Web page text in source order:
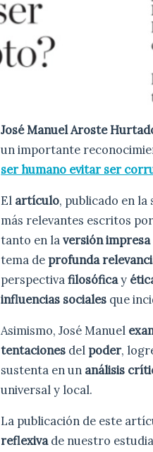
José Manuel Aroste
un importante
ser humano evitar ser
El artículo, publicado en
más relevantes escritos
tanto en laversión impresa
tema de profunda
perspectivafilosóficay
influencias sociales que
Asimismo, José Manuel
tentaciones del poder,
sustenta en un análisis
universal y local.
La publicación de este
reflexivade nuestro